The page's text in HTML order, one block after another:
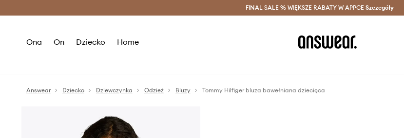
Oszczędzaj z Answear Club > Dostawa nawet w 24h >
FINAL SALE % WIĘKSZE RABATY W APPCE Szczegóły
Ona On Dziecko Home
Answear Dziecko Dziewczynka Odzież Bluzy Tommy Hilfiger bluza bawełniana dziecięca